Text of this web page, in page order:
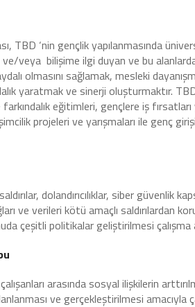
TBD ‘nin gençlik yapılanmasında
veya bilişime ilgi duyan ve bu
olmasını sağlamak, mesleki
yaratmak ve sinerji oluşturmaktır.
eğitimleri, gençlere iş
projeleri ve yarışmaları ile genç
dolandırıcılıklar, siber güvenlik
ve verileri kötü amaçlı saldırılardan
çeşitli politikalar geliştirilmesi çalışma
arasında sosyal ilişkilerin
ve gerçekleştirilmesi amacıyla